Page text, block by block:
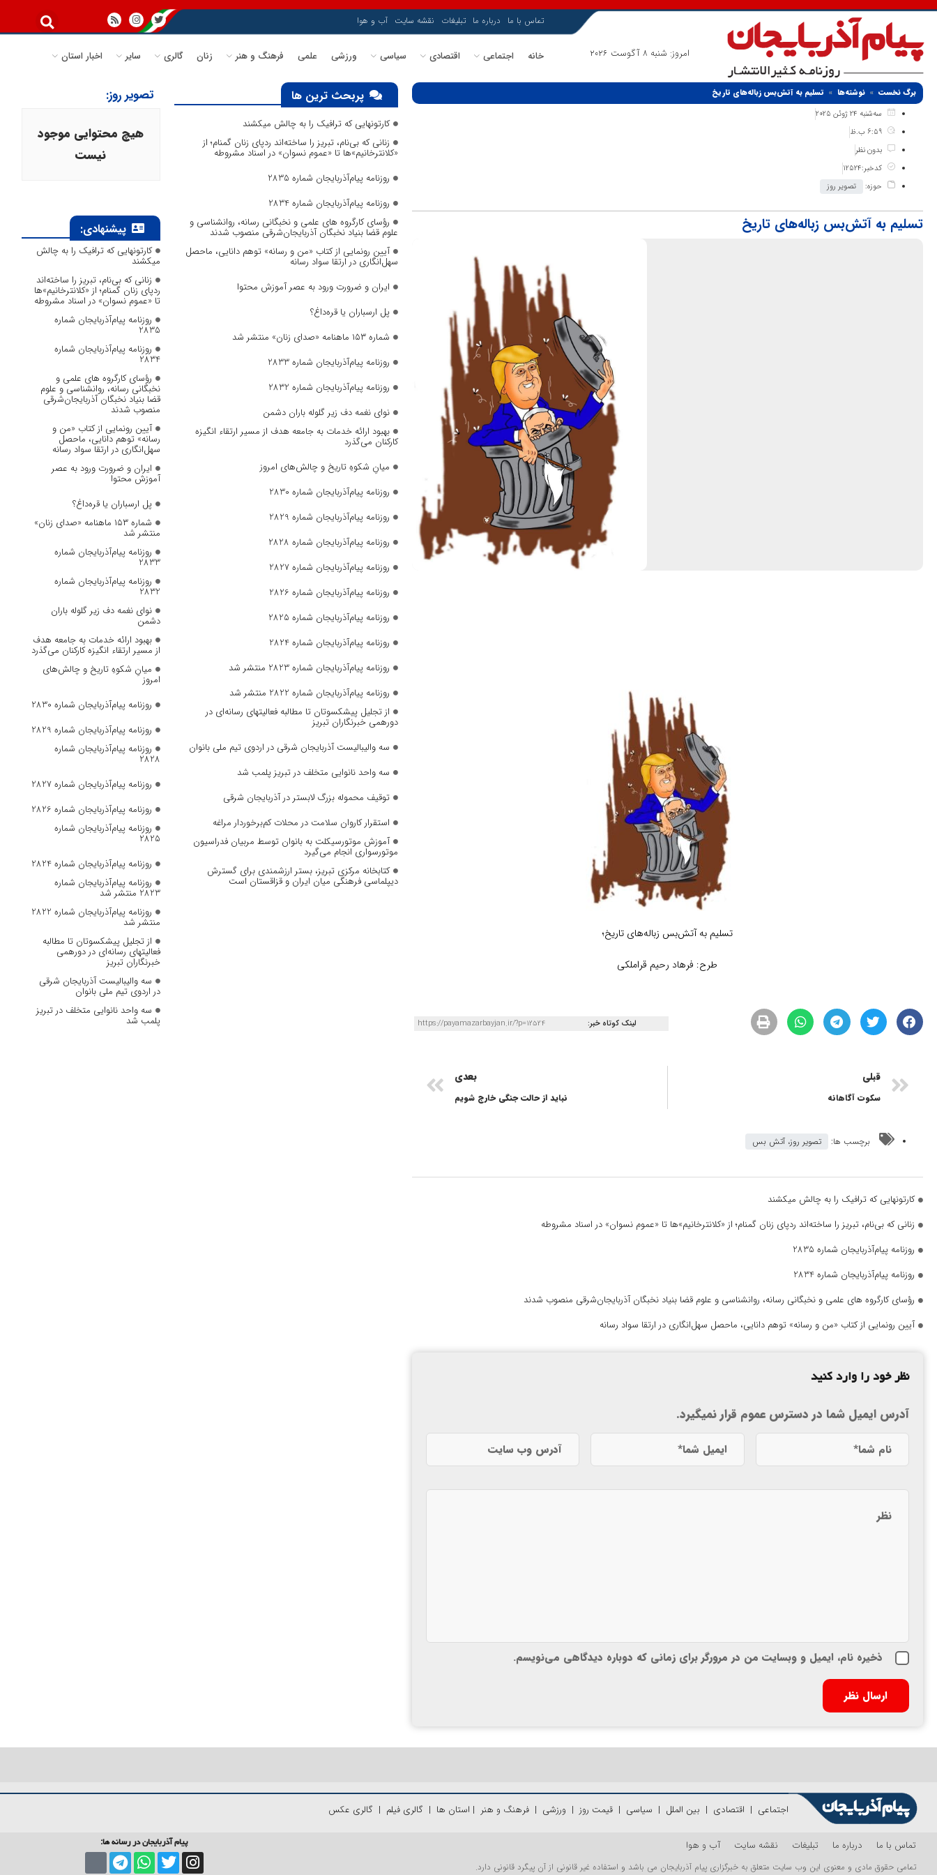
امروز: شنبه 8 آگوست 2026
تماس با ما درباره ما تبلیغات نقشه سایت آب و هوا
خانه اجتماعی اقتصادی سیاسی ورزشی علمی فرهنگ و هنر زنان گالری سایر اخبار استان
برگ نخست نوشته‌ها
تسلیم به آتش‌بس زباله‌های تاریخ
سه‌شنبه 24 ژوئن 2025
6:59 ب.ظ
بدون نظر
کدخبر:12524
حوزه:
تصویر روز
تسلیم به آتش‌بس زباله‌های تاریخ
تسلیم به آتش‌بس زباله‌های تاریخ؛
طرح: فرهاد رحیم قراملکی
لینک کوتاه خبر: https://payamazarbayjan.ir/?p=12524
قبلی
سکوت آگاهانه
بعدی
نباید از حالت جنگی خارج شویم
برچسب ها: تصویر روز، آتش بس
کارتونهایی که ترافیک را به چالش میکشند
زنانی که بی‌نام، تبریز را ساخته‌اند ردپای زنان گمنام؛ از «کلانترخانیم»ها تا «عموم نسوان» در اسناد مشروطه
روزنامه پیام‌آذربایجان شماره 2835
روزنامه پیام‌آذربایجان شماره 2834
رؤسای کارگروه های علمی و نخبگانی رسانه، روانشناسی و علوم قضا بنیاد نخبگان آذربایجان‌شرقی منصوب شدند
آیین رونمایی از کتاب «من و رسانه» توهم دانایی، ماحصل سهل‌انگاری در ارتقا سواد رسانه
نظر خود را وارد کنید
آدرس ایمیل شما در دسترس عموم قرار نمیگیرد.
ذخیره نام، ایمیل و وبسایت من در مرورگر برای زمانی که دوباره دیدگاهی می‌نویسم.
پربحث ترین ها
کارتونهایی که ترافیک را به چالش میکشند
زنانی که بی‌نام، تبریز را ساخته‌اند ردپای زنان گمنام؛ از
«کلانترخانیم»ها تا «عموم نسوان» در اسناد مشروطه
روزنامه پیام‌آذربایجان شماره 2835
روزنامه پیام‌آذربایجان شماره 2834
رؤسای کارگروه های علمی و نخبگانی رسانه، روانشناسی و
علوم قضا بنیاد نخبگان آذربایجان‌شرقی منصوب شدند
آیین رونمایی از کتاب «من و رسانه» توهم دانایی، ماحصل
سهل‌انگاری در ارتقا سواد رسانه
ایران و ضرورت ورود به عصر آموزش محتوا
پل ارسباران یا قره‌داغ؟
شماره ۱۵۳ ماهنامه «صدای زنان» منتشر شد
روزنامه پیام‌آذربایجان شماره 2833
روزنامه پیام‌آذربایجان شماره 2832
نوای نغمه دف زیر گلوله باران دشمن
بهبود ارائه خدمات به جامعه هدف از مسیر ارتقاء انگیزه
کارکنان می‌گذرد
میانِ شکوهِ تاریخ و چالش‌های امروز
روزنامه پیام‌آذربایجان شماره 2830
روزنامه پیام‌آذربایجان شماره 2829
روزنامه پیام‌آذربایجان شماره 2828
روزنامه پیام‌آذربایجان شماره 2827
روزنامه پیام‌آذربایجان شماره 2826
روزنامه پیام‌آذربایجان شماره 2825
روزنامه پیام‌آذربایجان شماره 2824
روزنامه پیام‌آذربایجان شماره 2823 منتشر شد
روزنامه پیام‌آذربایجان شماره 2822 منتشر شد
از تجلیل پیشکسوتان تا مطالبه فعالیتهای رسانه‌ای در
دورهمی خبرنگاران تبریز
سه والیبالیست آذربایجان‌ شرقی در اردوی تیم ملی بانوان
سه واحد نانوایی متخلف در تبریز پلمب شد
توقیف محموله بزرگ لابستر در آذربایجان شرقی
استقرار کاروان سلامت در محلات کم‌برخوردار مراغه
آموزش موتورسیکلت به بانوان توسط مربیان فدراسیون
موتورسواری انجام می‌گیرد
کتابخانه مرکزی تبریز، بستر ارزشمندی برای گسترش
دیپلماسی فرهنگی میان ایران و قزاقستان است
تصویر روز:
هیچ محتوایی موجود
نیست
پیشنهادی:
کارتونهایی که ترافیک را به چالش
میکشند
زنانی که بی‌نام، تبریز را ساخته‌اند
ردپای زنان گمنام؛ از «کلانترخانیم»ها
تا «عموم نسوان» در اسناد مشروطه
روزنامه پیام‌آذربایجان شماره
2835
روزنامه پیام‌آذربایجان شماره
2834
رؤسای کارگروه های علمی و
نخبگانی رسانه، روانشناسی و علوم
قضا بنیاد نخبگان آذربایجان‌شرقی
منصوب شدند
آیین رونمایی از کتاب «من و
رسانه» توهم دانایی، ماحصل
سهل‌انگاری در ارتقا سواد رسانه
ایران و ضرورت ورود به عصر
آموزش محتوا
پل ارسباران یا قره‌داغ؟
شماره ۱۵۳ ماهنامه «صدای زنان»
منتشر شد
روزنامه پیام‌آذربایجان شماره
2833
روزنامه پیام‌آذربایجان شماره
2832
نوای نغمه دف زیر گلوله باران
دشمن
بهبود ارائه خدمات به جامعه هدف
از مسیر ارتقاء انگیزه کارکنان می‌گذرد
میانِ شکوهِ تاریخ و چالش‌های
امروز
روزنامه پیام‌آذربایجان شماره 2830
روزنامه پیام‌آذربایجان شماره 2829
روزنامه پیام‌آذربایجان شماره
2828
روزنامه پیام‌آذربایجان شماره 2827
روزنامه پیام‌آذربایجان شماره 2826
روزنامه پیام‌آذربایجان شماره
2825
روزنامه پیام‌آذربایجان شماره 2824
روزنامه پیام‌آذربایجان شماره
2823 منتشر شد
روزنامه پیام‌آذربایجان شماره 2822
منتشر شد
از تجلیل پیشکسوتان تا مطالبه
فعالیتهای رسانه‌ای در دورهمی
خبرنگاران تبریز
سه والیبالیست آذربایجان‌ شرقی
در اردوی تیم ملی بانوان
سه واحد نانوایی متخلف در تبریز
پلمب شد
اجتماعی | اقتصادی | بین الملل | سیاسی |قیمت روز| ورزشی |فرهنگ و هنر | استان ها | گالری فیلم | گالری عکس
تماس با ما درباره ما تبلیغات نقشه سایت آب و هوا
تمامی حقوق مادی و معنوی این وب سایت متعلق به خبرگزاری پیام آذربایجان می باشد و استفاده غیر قانونی از آن پیگرد قانونی دارد.
پیام آذربایجان در رسانه ها: